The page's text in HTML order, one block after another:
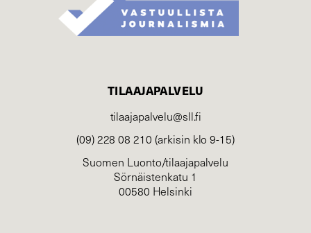
TILAAJAPALVELU
tilaajapalvelu@sll.fi
(09) 228 08 210 (arkisin klo 9-15)
Suomen Luonto/tilaajapalvelu
Sörnäistenkatu 1
00580 Helsinki